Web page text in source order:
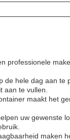
professionele
hele dag aan
aan te vullen.
maakt het
uw gewenste
maken